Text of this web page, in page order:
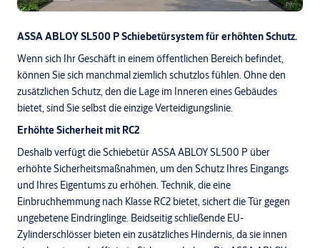
ASSA ABLOY SL500 P Schiebetürsystem für erhöhten Schutz.
Wenn sich Ihr Geschäft in einem öffentlichen Bereich befindet,
können Sie sich manchmal ziemlich schutzlos fühlen. Ohne den
zusätzlichen Schutz, den die Lage im Inneren eines Gebäudes
bietet, sind Sie selbst die einzige Verteidigungslinie.
Erhöhte Sicherheit mit RC2
Deshalb verfügt die Schiebetür ASSA ABLOY SL500 P über
erhöhte Sicherheitsmaßnahmen, um den Schutz Ihres Eingangs
und Ihres Eigentums zu erhöhen. Technik, die eine
Einbruchhemmung nach Klasse RC2 bietet, sichert die Tür gegen
ungebetene Eindringlinge. Beidseitig schließende EU-
Zylinderschlösser bieten ein zusätzliches Hindernis, da sie innen